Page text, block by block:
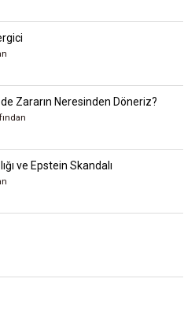
Zararın Neresinden Döneriz?
ve Epstein Skandalı